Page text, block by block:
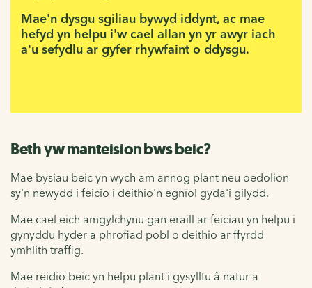
Mae'n dysgu sgiliau bywyd iddynt, ac mae
hefyd yn helpu i'w cael allan yn yr awyr iach
a'u sefydlu ar gyfer rhywfaint o ddysgu.
Beth yw manteision bws beic?
Mae bysiau beic yn wych am annog plant neu oedolion
sy'n newydd i feicio i deithio'n egnïol gyda'i gilydd.
Mae cael eich amgylchynu gan eraill ar feiciau yn helpu i
gynyddu hyder a phrofiad pobl o deithio ar ffyrdd
ymhlith traffig.
Mae reidio beic yn helpu plant i gysylltu â natur a